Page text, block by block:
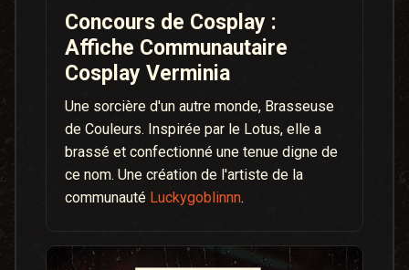
Concours de Cosplay :
Affiche Communautaire
Cosplay Verminia
Une sorcière d'un autre monde, Brasseuse
de Couleurs. Inspirée par le Lotus, elle a
brassé et confectionné une tenue digne de
ce nom. Une création de l'artiste de la
communauté Luckygoblinnn.